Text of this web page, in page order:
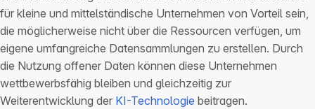
für kleine und mittelständische Unternehmen von Vorteil sein,
die möglicherweise nicht über die Ressourcen verfügen, um
eigene umfangreiche Datensammlungen zu erstellen. Durch
die Nutzung offener Daten können diese Unternehmen
wettbewerbsfähig bleiben und gleichzeitig zur
Weiterentwicklung der KI-Technologie beitragen.